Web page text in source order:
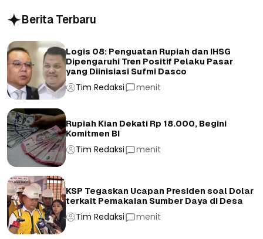
Berita Terbaru
Logis 08: Penguatan Rupiah dan IHSG
Dipengaruhi Tren Positif Pelaku Pasar
yang Diinisiasi Sufmi Dasco
Tim Redaksi menit
Rupiah Kian Dekati Rp 18.000, Begini
Komitmen BI
Tim Redaksi menit
KSP Tegaskan Ucapan Presiden soal Dolar
terkait Pemakaian Sumber Daya di Desa
Tim Redaksi menit